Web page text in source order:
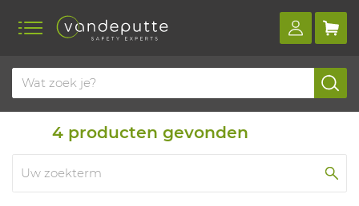
Home Producten
4 producten gevonden